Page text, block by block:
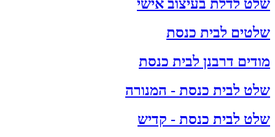
שלט לדלת בעיצוב אישי
שלטים לבית כנסת
מודים דרבנן לבית כנסת
שלט לבית כנסת - המנורה
שלט לבית כנסת - קדיש